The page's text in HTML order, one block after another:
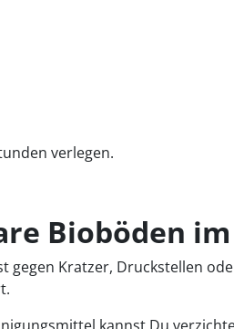
verlegen.
Bioböden
Kratzer, Druckstellen